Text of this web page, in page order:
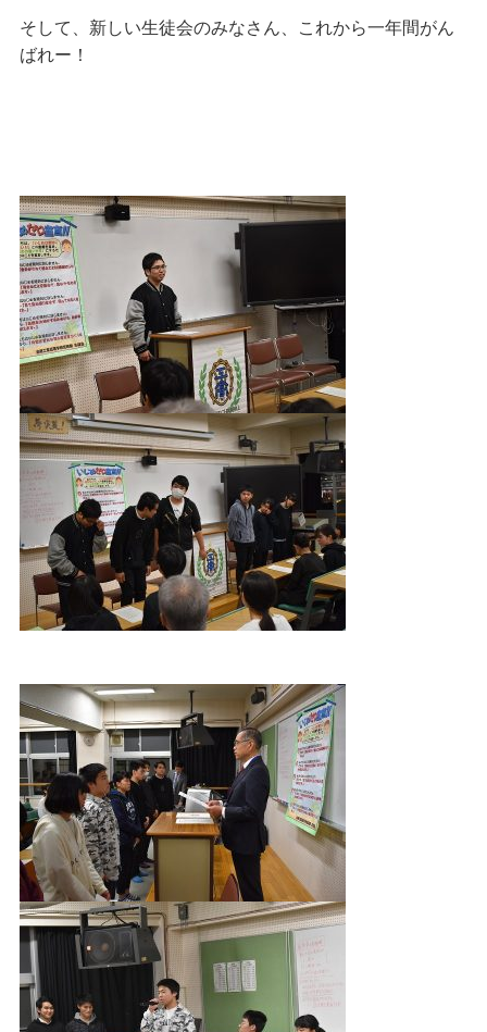
そして、新しい生徒会のみなさん、これから一年間がん
ばれー！